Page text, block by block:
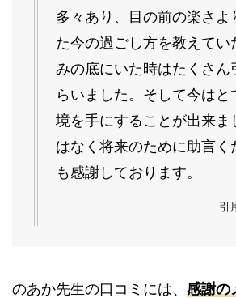
多々あり、目の前の楽さよ
た今の過ごし方を教えてい
みの底にいた時はたくさん
らいました。そして今はと
境を手にすることが出来ま
はなく将来のために助言く
も感謝しております。
引
のあか先生の口コミには、 感謝の